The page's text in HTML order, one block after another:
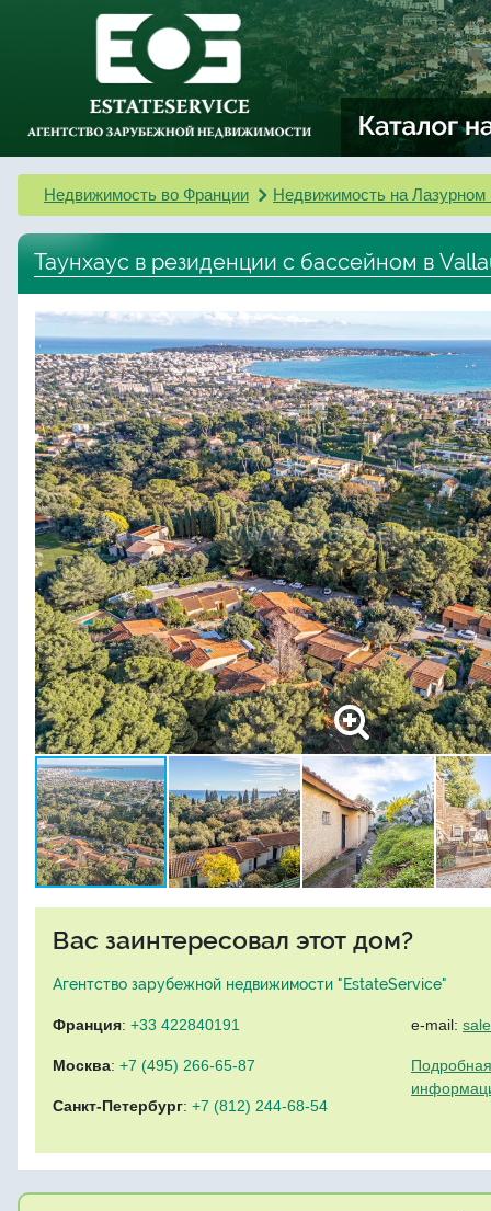
Недвижимость во Франции Недвижимость на Лазурном
Таунхаус в резиденции с бассейном в
Вас заинтересовал этот дом?
Агентство зарубежной недвижимости "EstateService"
Франция: +33 422840191
Москва: +7 (495) 266-65-87
Санкт-Петербург: +7 (812) 244-68-54
e-mail: